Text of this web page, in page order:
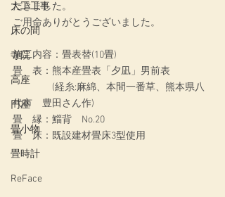
大工工事
床の間
寺院
高座
円座
畳小物
畳時計
ReFace
だきました。
ご用命ありがとうございました。
施工内容： 畳表替(10畳)
畳　表： 熊本産畳表「夕凪」男前表
(経糸:麻綿、本間一番草、熊本県八
代市　豊田さん作)
畳　縁： 鯔背　No.20
畳　床： 既設建材畳床3型使用